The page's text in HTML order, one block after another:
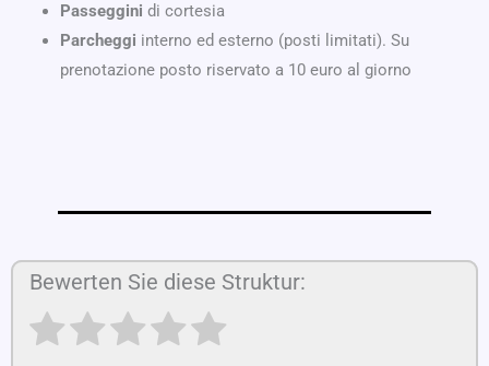
Passeggini di cortesia
Parcheggi interno ed esterno (posti limitati). Su
prenotazione posto riservato a 10 euro al giorno
Bewerten Sie diese Struktur: